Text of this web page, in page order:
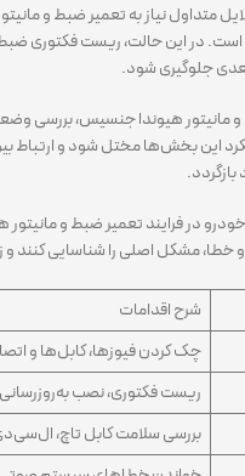
دلایل متداول نیاز به تعمیر ضبط و
در این حالت، ریست فکتوری ضبط
جلوگیری شود.
و مانیتور هیوندا جنسیس،
بخش‌ها مختل شود و ارتباط بین
خودرو در فرایند تعمیر ضبط و
خطا، مشکل اصلی را شناسایی
شرح اقدامات
چک کردن فیوزها، کابل‌ها و
ریست فکتوری، نصب به‌روزرسانی
بررسی سلامت کابل تاچ،